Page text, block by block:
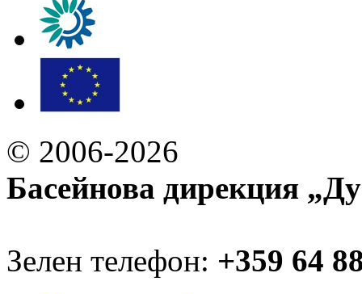
© 2006-2026
Басейнова дирекция
Зелен телефон: +359 64